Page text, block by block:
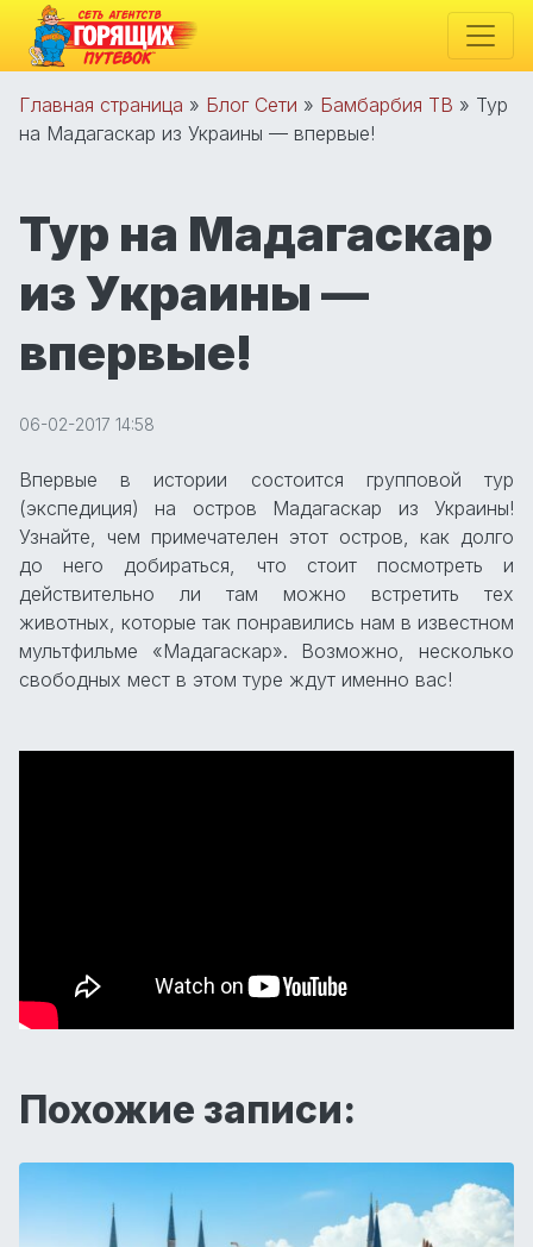
Главная страница » Блог Сети » Бамбарбия ТВ » Тур
на Мадагаскар из Украины — впервые!
Тур на Мадагаскар
из Украины —
впервые!
06-02-2017 14:58
Впервые в истории состоится групповой тур
(экспедиция) на остров Мадагаскар из Украины!
Узнайте, чем примечателен этот остров, как долго
до него добираться, что стоит посмотреть и
действительно ли там можно встретить тех
животных, которые так понравились нам в известном
мультфильме «Мадагаскар». Возможно, несколько
свободных мест в этом туре ждут именно вас!
Похожие записи: